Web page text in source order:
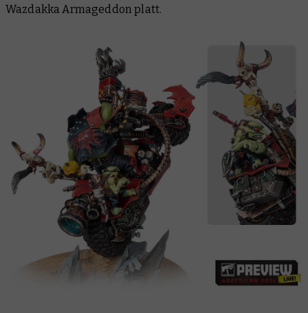
Wazdakka Armageddon platt.